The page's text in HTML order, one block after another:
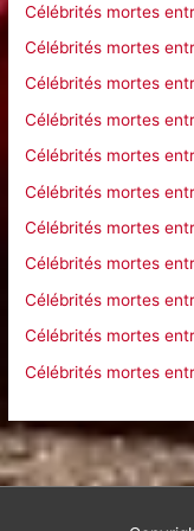
:Célébrités mortes
Célébrités mortes
Célébrités mortes
Célébrités mortes
Célébrités mortes
Célébrités mortes
Célébrités mortes
Célébrités mortes
Célébrités mortes
Célébrités mortes
Célébrités mortes